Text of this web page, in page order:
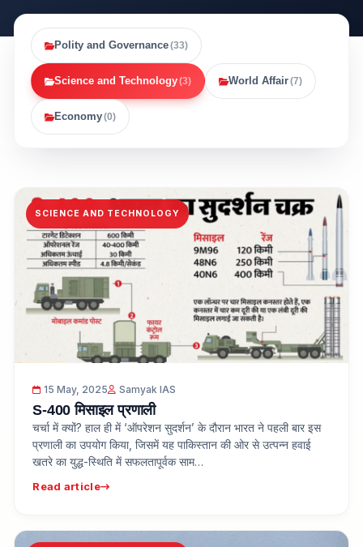
Polity and Governance(33)
Science and Technology(3) World Affair(7)
Economy(0)
SCIENCE AND TECHNOLOGY
15 May, 2025 Samyak IAS
S-400 मिसाइल प्रणाली
चर्चा में क्यों? हाल ही में ‘ऑपरेशन सुदर्शन’ के दौरान भारत ने पहली बार इस
प्रणाली का उपयोग किया, जिसमें यह पाकिस्तान की ओर से उत्पन्न हवाई
खतरे का युद्ध-स्थिति में सफलतापूर्वक साम…
Read article